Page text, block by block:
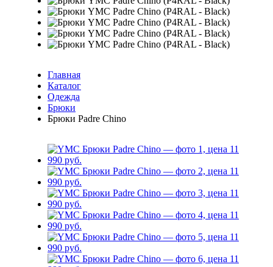
Главная
Каталог
Одежда
Брюки
Брюки Padre Chino